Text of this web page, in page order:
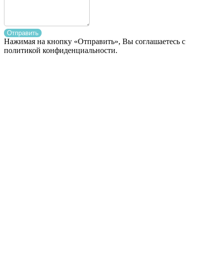
Отправить
Нажимая на кнопку «Отправить», Вы соглашаетесь с
политикой конфиденциальности.